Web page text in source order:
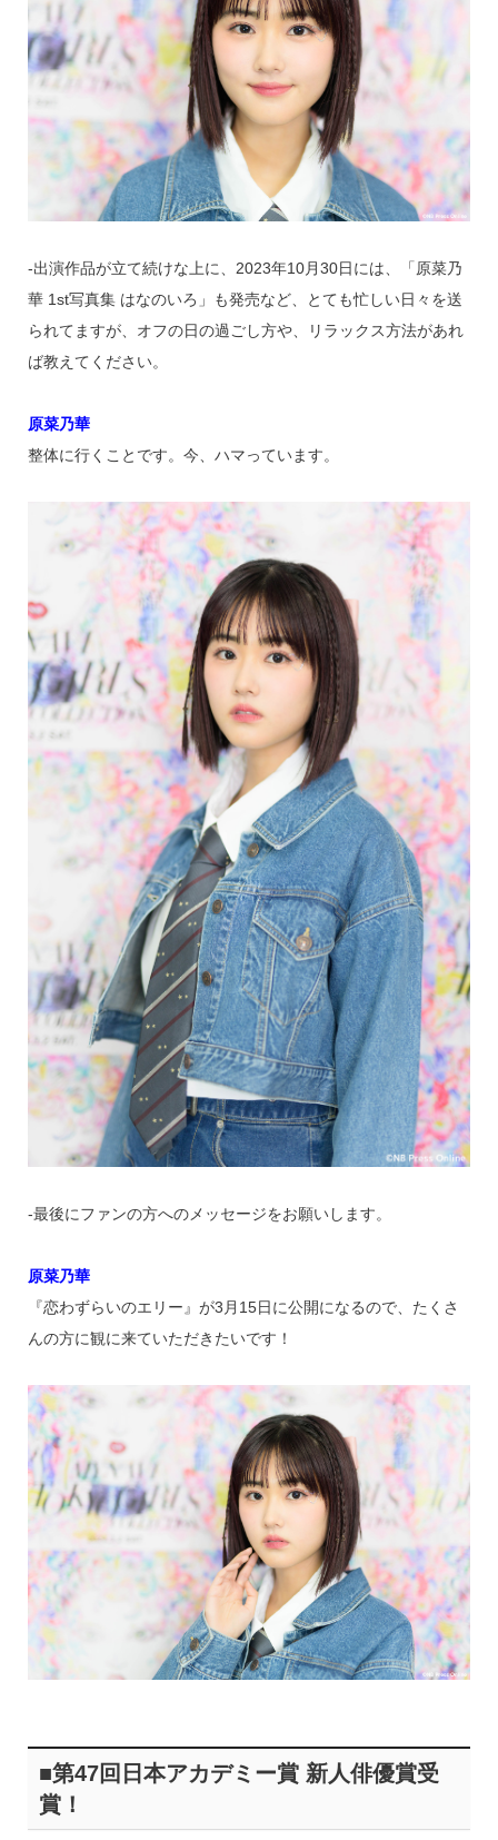
‐出演作品が立て続けな上に、2023年10月30日には、「原菜乃
華 1st写真集 はなのいろ」も発売など、とても忙しい日々を送
られてますが、オフの日の過ごし方や、リラックス方法があれ
ば教えてください。
原菜乃華
整体に行くことです。今、ハマっています。
‐最後にファンの方へのメッセージをお願いします。
原菜乃華
『恋わずらいのエリー』が3月15日に公開になるので、たくさ
んの方に観に来ていただきたいです！
■第47回日本アカデミー賞 新人俳優賞受
賞！